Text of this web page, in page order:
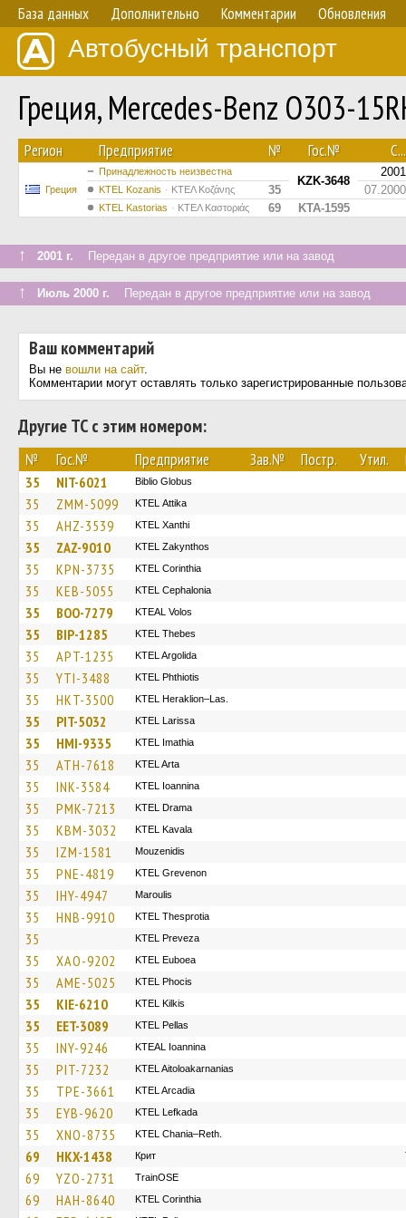
База данных Дополнительно Комментарии Обновления
Автобусный транспорт
Греция, Mercedes-Benz O303-
Регион Предприятие № Гос.№ С...
Греция
Принадлежность неизвестна
KZK-3648
2001
ΚΤΕL Kozanis ΚΤΕΛ Κοζάνης 35 07.2000
KTEL Kastorias ΚΤΕΛ Καστοριάς 69 KTA-1595
↑ 2001 г. Передан в другое предприятие или на завод
↑ Июль 2000 г. Передан в другое предприятие или на завод
Ваш комментарий
Вы не вошли на сайт.
Комментарии могут оставлять только зарегистрированные
Другие ТС с этим номером:
№ Гос.№ Предприятие Зав.№ Постр. Утил.
35 NIT-6021 Biblio Globus
35 ZMM-5099 KΤΕL Αttika
35 AHZ-3539 KTEL Xanthi
35 ZAZ-9010 KTEL Zakynthos
35 KPN-3735 KTEL Corinthia
35 KEB-5055 KTEL Cephalonia
35 BOO-7279 KTEAL Volos
35 BIP-1285 KTEL Thebes
35 APT-1235 KTEL Argolida
35 YTI-3488 ΚΤΕL Phthiotis
35 HKT-3500 KTEL Heraklion–Las.
35 PIT-5032 KTEL Larissa
35 HMI-9335 KTEL Imathia
35 ATH-7618 KTEL Arta
35 INK-3584 KTEL Ioannina
35 PMK-7213 KTEL Drama
35 KBM-3032 KTEL Kavala
35 IZM-1581 Mouzenidis
35 PNE-4819 ΚΤΕL Grevenon
35 IHY-4947 Maroulis
35 HNB-9910 KTEL Thesprotia
35 KTEL Preveza
35 XAO-9202 ΚΤΕL Euboea
35 AME-5025 ΚΤΕL Phocis
35 KIE-6210 KTEL Kilkis
35 EET-3089 KTEL Pellas
35 INY-9246 KTEAL Ioannina
35 PIT-7232 KTEL Aitoloakarnanias
35 TPE-3661 KTEL Arcadia
35 EYB-9620 KTEL Lefkada
35 XNO-8735 KTEL Chania–Reth.
69 HKX-1438 Крит
69 YZO-2731 TrainΟSE
69 HAH-8640 KTEL Corinthia